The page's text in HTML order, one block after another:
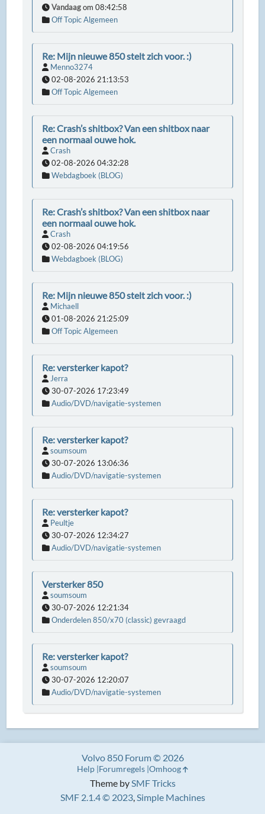
Vandaagom 08:42:58
Off Topic Algemeen
Re: Mijn nieuwe 850 stelt zich voor. :)
Menno3274
02-08-2026 21:13:53
Off Topic Algemeen
Re: Crash’s shitbox? Van een shitbox naar
een normaal ouwe hok.
Crash
02-08-2026 04:32:28
Webdagboek (BLOG)
Re: Crash’s shitbox? Van een shitbox naar
een normaal ouwe hok.
Crash
02-08-2026 04:19:56
Webdagboek (BLOG)
Re: Mijn nieuwe 850 stelt zich voor. :)
Michaell
01-08-2026 21:25:09
Off Topic Algemeen
Re: versterker kapot?
Jerra
30-07-2026 17:23:49
Audio/DVD/navigatie-systemen
Re: versterker kapot?
soumsoum
30-07-2026 13:06:36
Audio/DVD/navigatie-systemen
Re: versterker kapot?
Peultje
30-07-2026 12:34:27
Audio/DVD/navigatie-systemen
Versterker 850
soumsoum
30-07-2026 12:21:34
Onderdelen 850/x70 (classic) gevraagd
Re: versterker kapot?
soumsoum
30-07-2026 12:20:07
Audio/DVD/navigatie-systemen
Theme bySMF Tricks
SMF 2.1.4 © 2023,Simple Machines
Volvo 850 Forum © 2026
Help Forumregels Omhoog